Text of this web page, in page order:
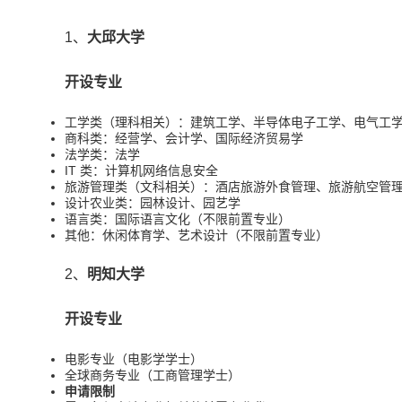
1、 大邱大学
开设专业
工学类（理科相关）：建筑工学、半导体电子工学、电气工
商科类：经营学、会计学、国际经济贸易学
法学类：法学
IT 类：计算机网络信息安全
旅游管理类（文科相关）：酒店旅游外食管理、旅游航空管
设计农业类：园林设计、园艺学
语言类：国际语言文化（不限前置专业）
其他：休闲体育学、艺术设计（不限前置专业）
2、 明知大学
开设专业
电影专业（电影学学士）
全球商务专业（工商管理学士）
申请限制